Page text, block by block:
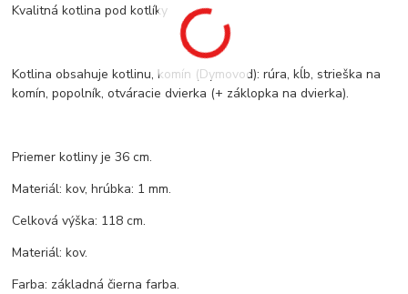
Kvalitná kotlina pod kotlíky
Kotlina obsahuje kotlinu, komín (Dymovod): rúra, kĺb, strieška na
komín, popolník, otváracie dvierka (+ záklopka na dvierka).
Priemer kotliny je 36 cm.
Materiál: kov, hrúbka: 1 mm.
Celková výška: 118 cm.
Materiál: kov.
Farba: základná čierna farba.